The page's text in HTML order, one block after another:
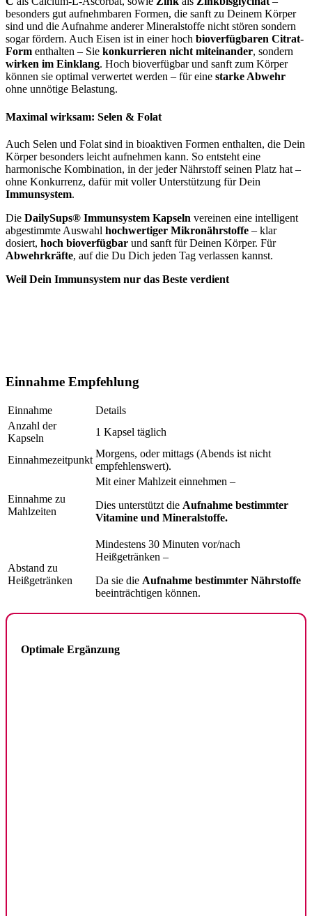
besonders gut aufnehmbaren Formen, die sanft zu Deinem Körper
sind und die Aufnahme anderer Mineralstoffe nicht stören sondern
sogar fördern. Auch Eisen ist in einer hoch bioverfügbaren Citrat-
Form enthalten – Sie konkurrieren nicht miteinander, sondern
wirken im Einklang. Hoch bioverfügbar und sanft zum Körper
können sie optimal verwertet werden – für eine starke Abwehr
ohne unnötige Belastung.
Maximal wirksam: Selen & Folat
Auch Selen und Folat sind in bioaktiven Formen enthalten, die Dein
Körper besonders leicht aufnehmen kann. So entsteht eine
harmonische Kombination, in der jeder Nährstoff seinen Platz hat –
ohne Konkurrenz, dafür mit voller Unterstützung für Dein
Immunsystem.
Die DailySups® Immunsystem Kapseln vereinen eine intelligent
abgestimmte Auswahl hochwertiger Mikronährstoffe – klar
dosiert, hoch bioverfügbar und sanft für Deinen Körper. Für
Abwehrkräfte, auf die Du Dich jeden Tag verlassen kannst.
Weil Dein Immunsystem nur das Beste verdient
Einnahme Empfehlung
Einnahme
Details
Anzahl der
Kapseln
1 Kapsel täglich
Einnahmezeitpunkt
Morgens, oder mittags (Abends ist nicht
empfehlenswert).
Einnahme zu
Mahlzeiten
Mit einer Mahlzeit einnehmen –
Dies unterstützt die Aufnahme bestimmter
Vitamine und Mineralstoffe.
Abstand zu
Heißgetränken
Mindestens 30 Minuten vor/nach
Heißgetränken –
Da sie die Aufnahme bestimmter Nährstoffe
beeinträchtigen können.
Optimale Ergänzung